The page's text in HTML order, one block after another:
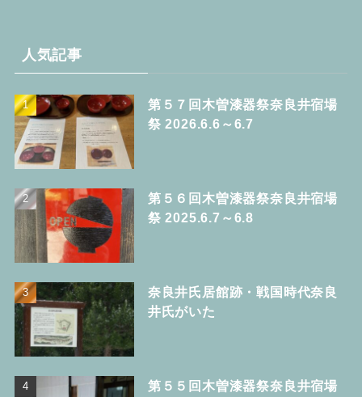
ブ人気記事
第５７回木曽漆器祭奈良井宿場
祭 2026.6.6～6.7
第５６回木曽漆器祭奈良井宿場
祭 2025.6.7～6.8
奈良井氏居館跡・戦国時代奈良
井氏がいた
第５５回木曽漆器祭奈良井宿場